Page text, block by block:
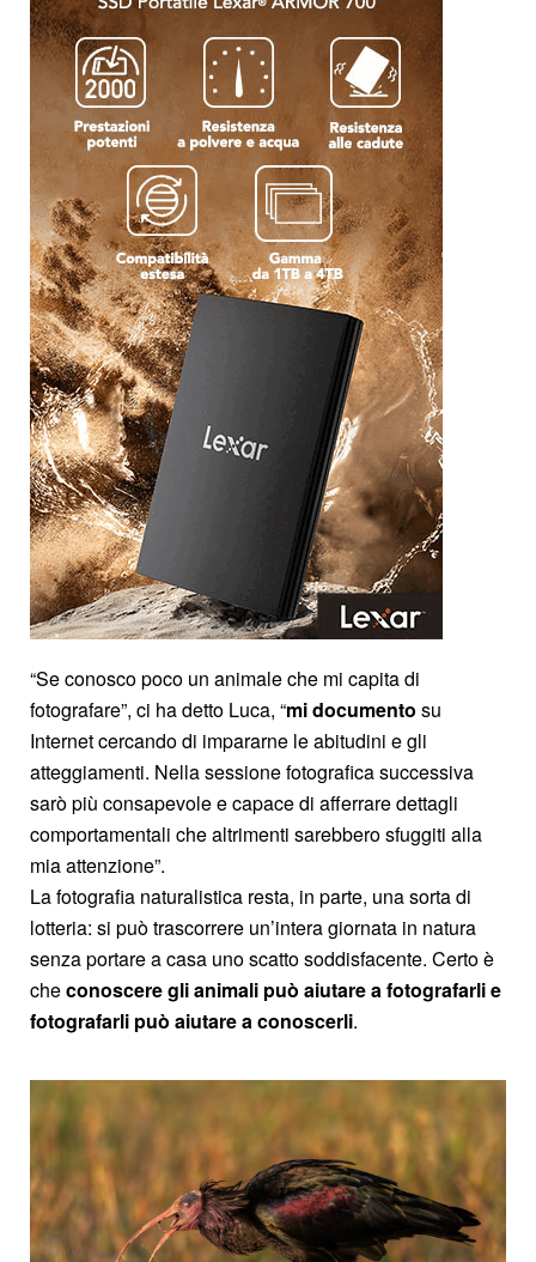
“Se conosco poco un animale che mi capita di
fotografare”, ci ha detto Luca, “mi documento su
Internet cercando di impararne le abitudini e gli
atteggiamenti. Nella sessione fotografica successiva
sarò più consapevole e capace di afferrare dettagli
comportamentali che altrimenti sarebbero sfuggiti alla
mia attenzione”.
La fotografia naturalistica resta, in parte, una sorta di
lotteria: si può trascorrere un’intera giornata in natura
senza portare a casa uno scatto soddisfacente. Certo è
checonoscere gli animali può aiutare a fotografarli e
fotografarli può aiutare a conoscerli.